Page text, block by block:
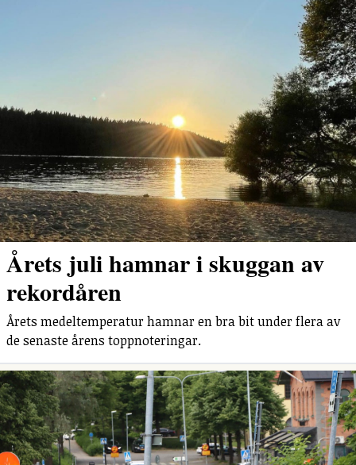
Årets juli hamnar i skuggan av
rekordåren
Årets medeltemperatur hamnar en bra bit under flera av
de senaste årens toppnoteringar.